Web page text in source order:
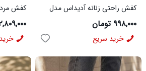
کفش
50728
۲,۸۰۹,۰۰۰
کفش راحتی زنانه آدیداس مدل
سامبا سفید
۹۹۸,۰۰۰ تومان
خرید سریع